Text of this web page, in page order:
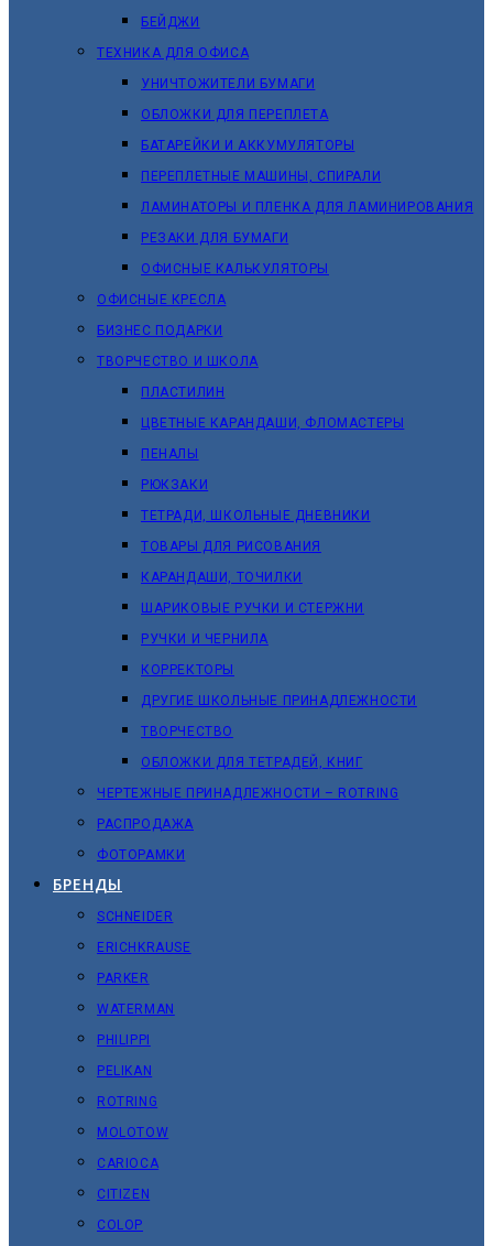
БЕЙДЖИ
ТЕХНИКА ДЛЯ ОФИСА
УНИЧТОЖИТЕЛИ БУМАГИ
ОБЛОЖКИ ДЛЯ ПЕРЕПЛЕТА
БАТАРЕЙКИ И АККУМУЛЯТОРЫ
ПЕРЕПЛЕТНЫЕ МАШИНЫ, СПИРАЛИ
ЛАМИНАТОРЫ И ПЛЕНКА ДЛЯ ЛАМИНИРОВАНИЯ
РЕЗАКИ ДЛЯ БУМАГИ
ОФИСНЫЕ КАЛЬКУЛЯТОРЫ
ОФИСНЫЕ КРЕСЛА
БИЗНЕС ПОДАРКИ
ТВОРЧЕСТВО И ШКОЛА
ПЛАСТИЛИН
ЦВЕТНЫЕ КАРАНДАШИ, ФЛОМАСТЕРЫ
ПЕНАЛЫ
РЮКЗАКИ
ТЕТРАДИ, ШКОЛЬНЫЕ ДНЕВНИКИ
ТОВАРЫ ДЛЯ РИСОВАНИЯ
КАРАНДАШИ, ТОЧИЛКИ
ШАРИКОВЫЕ РУЧКИ И СТЕРЖНИ
РУЧКИ И ЧЕРНИЛА
КОРРЕКТОРЫ
ДРУГИЕ ШКОЛЬНЫЕ ПРИНАДЛЕЖНОСТИ
ТВОРЧЕСТВО
ОБЛОЖКИ ДЛЯ ТЕТРАДЕЙ, КНИГ
ЧЕРТЕЖНЫЕ ПРИНАДЛЕЖНОСТИ – ROTRING
РАСПРОДАЖА
ФОТОРАМКИ
БРЕНДЫ
SCHNEIDER
ERICHKRAUSE
PARKER
WATERMAN
PHILIPPI
PELIKAN
ROTRING
MOLOTOW
CARIOCA
CITIZEN
COLOP